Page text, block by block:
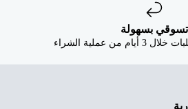
تسوقي بسهولة
من عملية الشراء